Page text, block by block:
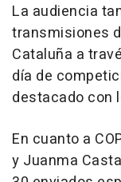
La audiencia
transmisiones
Cataluña a
día de
destacado con
En cuanto a
y Juanma